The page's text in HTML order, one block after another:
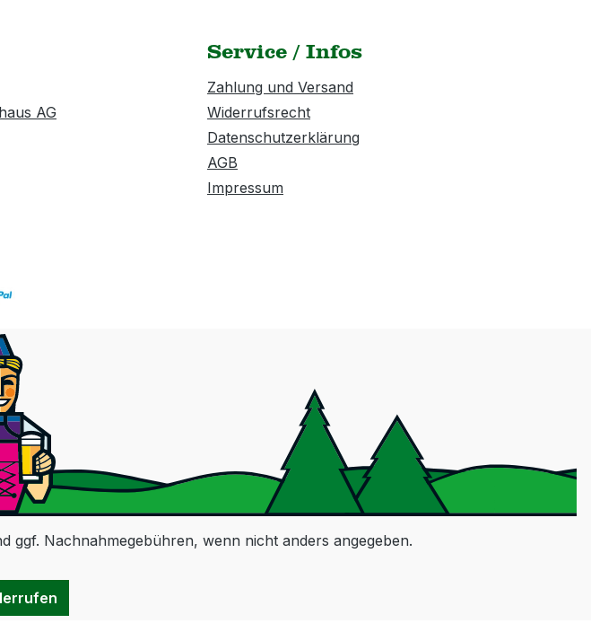
AG
Service / Infos
Zahlung und Versand
Widerrufsrecht
Datenschutzerklärung
AGB
Impressum
ggf. Nachnahmegebühren, wenn nicht anders angegeben.